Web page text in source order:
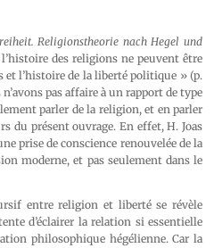
Religionstheorie nach Hegel und
des religions ne peuvent être
et l’histoire de la liberté politique » (p.
pas affaire à un rapport de type
parler de la religion, et en parler
du présent ouvrage. En effet, H. Joas
prise de conscience renouvelée de la
moderne, et pas seulement dans le
entre religion et liberté se révèle
d’éclairer la relation si essentielle
philosophique hégélienne. Car la